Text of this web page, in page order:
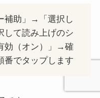
補助」→「選択し
て読み上げのシ
効（オン）」→確
番でタップします